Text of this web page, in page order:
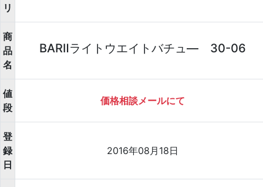
リ
商
品
名
BARⅡライトウエイトバチュ― 30-06
値
段
価格相談メールにて
登
録
日
2016年08月18日